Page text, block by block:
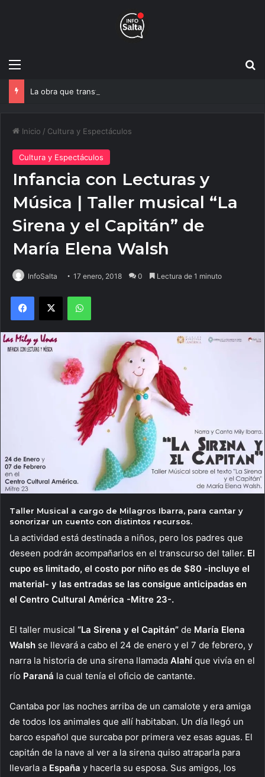
Menú
Inicio / Cultura y Espectáculos
Cultura y Espectáculos
Infancia con Lecturas y
Música | Taller musical “La
Sirena y el Capitán” de
María Elena Walsh
InfoSalta 17 enero, 2018 0 Lectura de 1 minuto
Facebook
X WhatsApp
Taller Musical a cargo de Milagros Ibarra, para cantar y
sonorizar un cuento con distintos recursos.
La actividad está destinada a niños, pero los padres que
deseen podrán acompañarlos en el transcurso del taller. El
cupo es limitado, el costo por niño es de $80 -incluye el
material- y las entradas se las consigue anticipadas en
el Centro Cultural América -Mitre 23-.
El taller musical “La Sirena y el Capitán” de María Elena
Walsh se llevará a cabo el 24 de enero y el 7 de febrero, y
narra la historia de una sirena llamada Alahí que vivía en el
río Paraná la cual tenía el oficio de cantante.
Cantaba por las noches arriba de un camalote y era amiga
de todos los animales que allí habitaban. Un día llegó un
barco español que surcaba por primera vez esas aguas. El
capitán de la nave al ver a la sirena quiso atraparla para
llevarla a España y hacerla su esposa. Sus amigos, los